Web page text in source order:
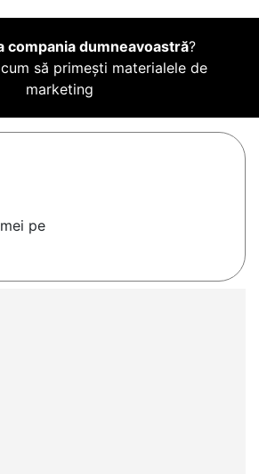
compania dumneavoastră?
să primești materialele de
marketing
pe